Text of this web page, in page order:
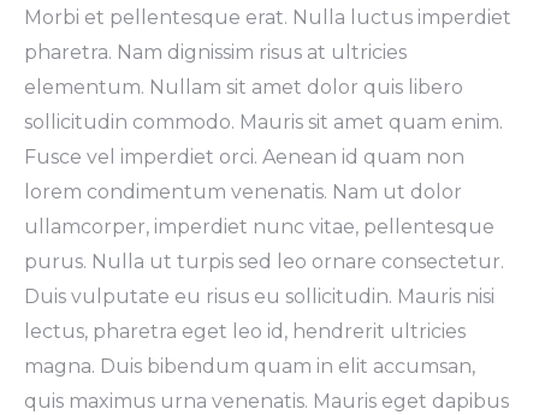
Morbi et pellentesque erat. Nulla luctus imperdiet
pharetra. Nam dignissim risus at ultricies
elementum. Nullam sit amet dolor quis libero
sollicitudin commodo. Mauris sit amet quam enim.
Fusce vel imperdiet orci. Aenean id quam non
lorem condimentum venenatis. Nam ut dolor
ullamcorper, imperdiet nunc vitae, pellentesque
purus. Nulla ut turpis sed leo ornare consectetur.
Duis vulputate eu risus eu sollicitudin. Mauris nisi
lectus, pharetra eget leo id, hendrerit ultricies
magna. Duis bibendum quam in elit accumsan,
quis maximus urna venenatis. Mauris eget dapibus